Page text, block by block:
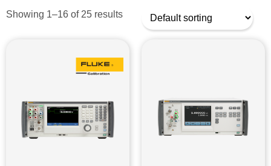
Showing 1–16 of 25 results